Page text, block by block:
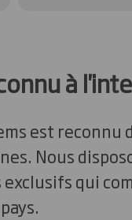
à
est
Nous
qui